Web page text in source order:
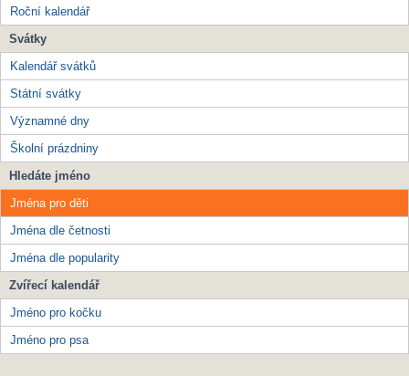
Roční kalendář
Svátky
Kalendář svátků
Státní svátky
Významné dny
Školní prázdniny
Hledáte jméno
Jména pro děti
Jména dle četnosti
Jména dle popularity
Zvířecí kalendář
Jméno pro kočku
Jméno pro psa